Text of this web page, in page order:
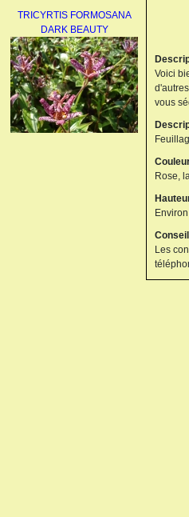
TRICYRTIS FORMOSANA
DARK BEAUTY
Voici
vous
Rose,
Les